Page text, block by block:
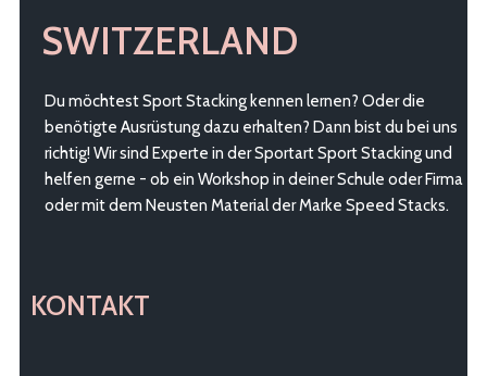
SWITZERLAND
Du möchtest Sport Stacking kennen lernen? Oder die
benötigte Ausrüstung dazu erhalten? Dann bist du bei uns
richtig! Wir sind Experte in der Sportart Sport Stacking und
helfen gerne - ob ein Workshop in deiner Schule oder Firma
oder mit dem Neusten Material der Marke Speed Stacks.
KONTAKT